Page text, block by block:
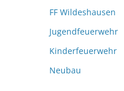
FF Wildeshausen
Jugendfeuerwehr
Kinderfeuerwehr
Neubau